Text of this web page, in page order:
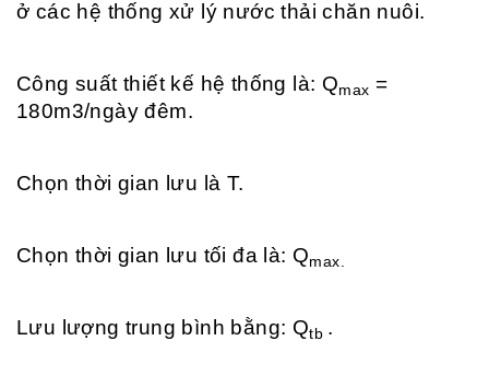
ở các hệ thống xử lý nước thải chăn nuôi.
Công suất thiết kế hệ thống là: Qmax =
180m3/ngày đêm.
Chọn thời gian lưu là T.
Chọn thời gian lưu tối đa là: Qmax.
Lưu lượng trung bình bằng: Qtb .